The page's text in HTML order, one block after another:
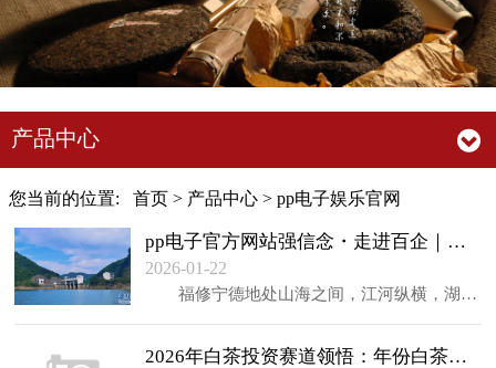
产品中心
您当前的位置: 首页> 产品中心> pp电子娱乐官网
pp电子官方网站强信念・走进百企｜水务项目惠民利企 闽东“水库”变“宝库”-新华
2026-01-22
福修宁德地处山海之间，江河纵横，湖海交织，水资源充足，但因为西高东低的地势，这里的河道普通源短流急、独流入海。过去因为水利根柢措施不敷完整，宁德全市...
2026年白茶投资赛道领悟：年份白茶、新工艺、深加工的增值空间